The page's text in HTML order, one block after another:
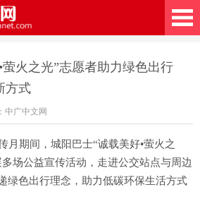
火之光”志愿者助力绿色出行
方式
中广中文网
期间，城阳巴士“诚载美好•萤火之
场公益宣传活动，走进公交站点与周边
绿色出行理念，助力低碳环保生活方式